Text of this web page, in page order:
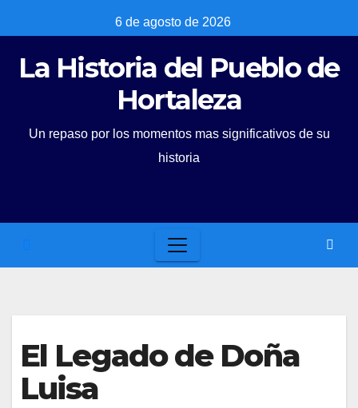
to
content
6 de agosto de 2026
La Historia del Pueblo de
Hortaleza
Un repaso por los momentos mas significativos de su
historia
El Legado de Doña
Luisa